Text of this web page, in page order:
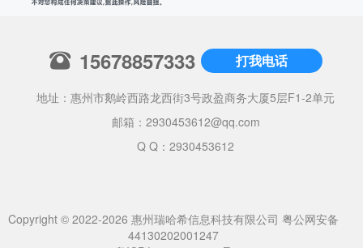
15678857333 打我电话
地址：惠州市鹅岭西路龙西街3号政盈商务大厦5层F1-2单元
邮箱： 2930453612@qq.com
Q Q：2930453612
Copyright © 2022-2026 惠州瑞哈希信息科技有限公司 粤公网安备
44130202001247